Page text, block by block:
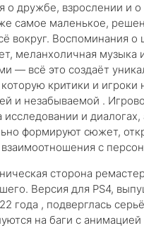
о дружбе, взрослении и о
самое маленькое,
вокруг. Воспоминания
меланхоличная
— всё это создаёт
критики и игроки
и незабываемой .
исследовании и
формируют сюжет,
с
сторона
Версия для PS4,
года , подверглась
на баги с